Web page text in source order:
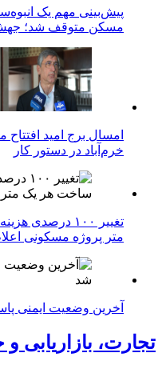
پیش‌بینی مهم یک
مسکن متوقف شد؛ جهش
امسال برج امید
خرم‌آباد در دستور کار
تغییر ۱۰۰
متر پروژه مسکونی
آخرین وضعیت ایمنی
تجارت، بازاریابی